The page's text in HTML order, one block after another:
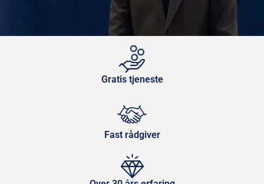
Gratis tjeneste
Fast rådgiver